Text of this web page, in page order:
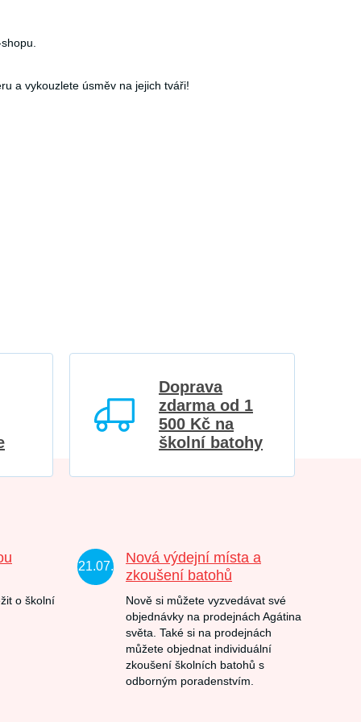
a vykouzlete úsměv na jejich tváři!
Doprava
zdarma od 1
500 Kč na
školní batohy
o školní
21.07.
Nová výdejní místa a
zkoušení batohů
Nově si můžete vyzvedávat své
objednávky na prodejnách Agátina
světa. Také si na prodejnách
můžete objednat individuální
zkoušení školních batohů s
odborným poradenstvím.